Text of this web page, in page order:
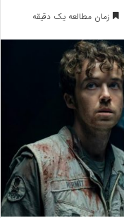
زمان مطالعه یک دقیقه